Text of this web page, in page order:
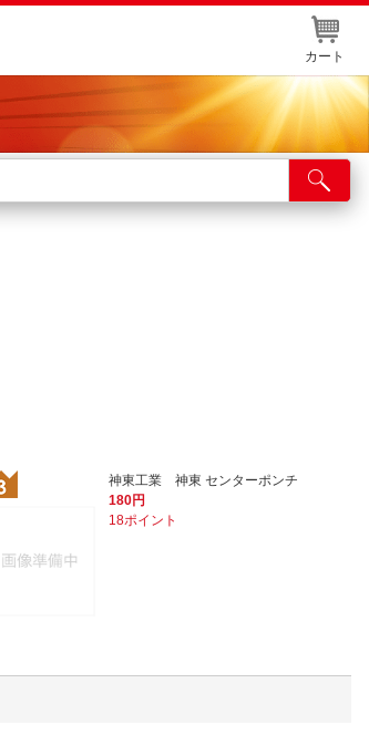
カート
神東工業 神東 センターポンチ
180円
18ポイント